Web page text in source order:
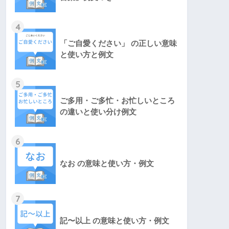
4
「ご自愛ください」 の正しい意味
と使い方と例文
5
ご多用・ご多忙・お忙しいところ
の違いと使い分け例文
6
なお の意味と使い方・例文
7
記〜以上 の意味と使い方・例文